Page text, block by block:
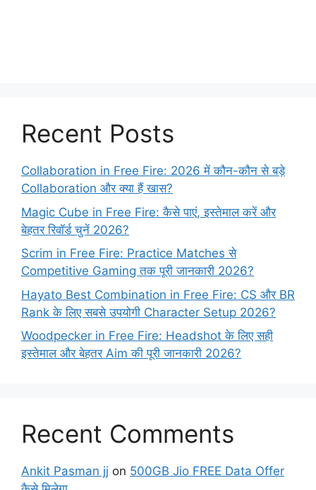
Recent Posts
Collaboration in Free Fire: 2026 में कौन-कौन से बड़े
Collaboration और क्या हैं खास?
Magic Cube in Free Fire: कैसे पाएं, इस्तेमाल करें और
बेहतर रिवॉर्ड चुनें 2026?
Scrim in Free Fire: Practice Matches से
Competitive Gaming तक पूरी जानकारी 2026?
Hayato Best Combination in Free Fire: CS और BR
Rank के लिए सबसे उपयोगी Character Setup 2026?
Woodpecker in Free Fire: Headshot के लिए सही
इस्तेमाल और बेहतर Aim की पूरी जानकारी 2026?
Recent Comments
Ankit Pasman jj on 500GB Jio FREE Data Offer